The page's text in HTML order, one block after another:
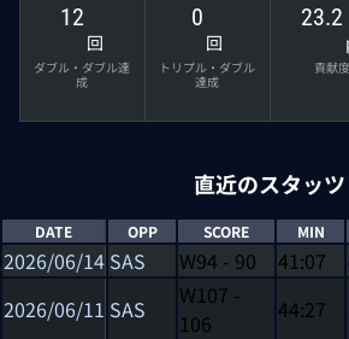
12
回
ダブル・ダブル達
成
0
回
トリプル・ダブル
達成
23.2
貢献度
直近のスタッツ
DATE OPP SCORE MIN
2026/06/14 SAS W94 - 90 41:07
2026/06/11 SAS W107 -
106
44:27